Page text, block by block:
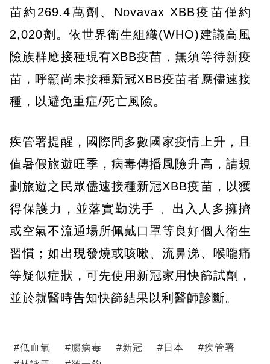
苗約269.4萬劑、Novavax XBB疫苗僅約
2,020劑。依世界衛生組織(WHO)建議高風
險族群應接種現有XBB疫苗，無須等待新疫
苗，呼籲尚未接種新冠XBB疫苗者應儘速接
種，以避免重症/死亡風險。
疾管署提醒，國際間多數國家疫情上升，且
值暑假旅遊旺季，病毒傳播風險升高，請規
劃旅遊之民眾儘速接種新冠XBB疫苗，以獲
得保護力，並落實勤洗手 、出入人多擁擠
或空氣不流通場所佩戴口罩等良好個人衛生
習慣；如出現發燒或咳嗽、流鼻涕、喉嚨痛
等疑似症狀，可先使用新冠家用快篩試劑，
並於就醫時告知快篩結果以利醫師診斷。
#低血氧 #腸病毒 #新冠 # 日本 #疾管署